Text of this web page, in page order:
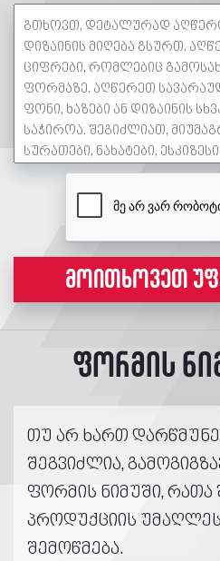
მოითხოვეთ
ფორმის
თუ არ ხართ
შეგვიძლია,
ფორმის ნიმუში,
პროდუქციის
შემოწმება.